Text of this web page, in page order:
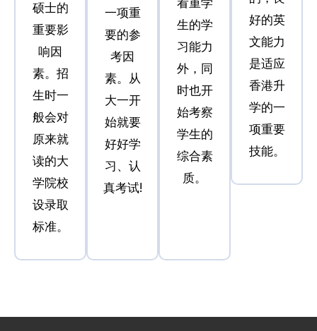
硕士的
重要影
响因
素。招
生时一
般会对
原来就
读的大
学院校
设录取
标准。
一项重
要的参
考因
素。从
大一开
始就要
好好学
习、认
真考试!
看重学
生的学
习能力
外，同
时也开
始考察
学生的
综合素
质。
好的英
文能力
是适应
香港升
学的一
项重要
技能。